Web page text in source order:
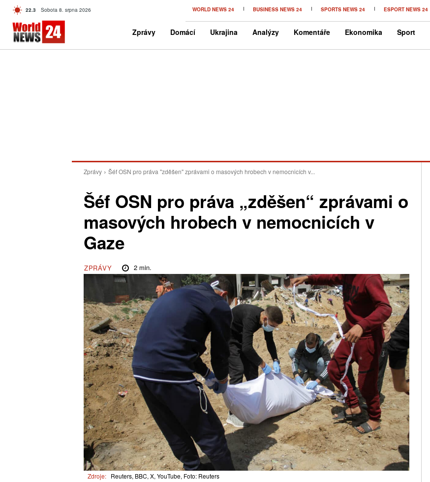
22.3 C Czech
Sobota 8. srpna 2026 WORLD NEWS 24 BUSINESS NEWS 24 SPORTS NEWS 24 ESPORT NEWS 24
Zprávy Domácí Ukrajina Analýzy Komentáře Ekonomika Sport
Zprávy Šéf OSN pro práva "zděšen" zprávami o masových hrobech v nemocnicích v...
Šéf OSN pro práva „zděšen“ zprávami o
masových hrobech v nemocnicích v
Gaze
ZPRÁVY 2 min.
Zdroje: Reuters, BBC, X, YouTube, Foto: Reuters